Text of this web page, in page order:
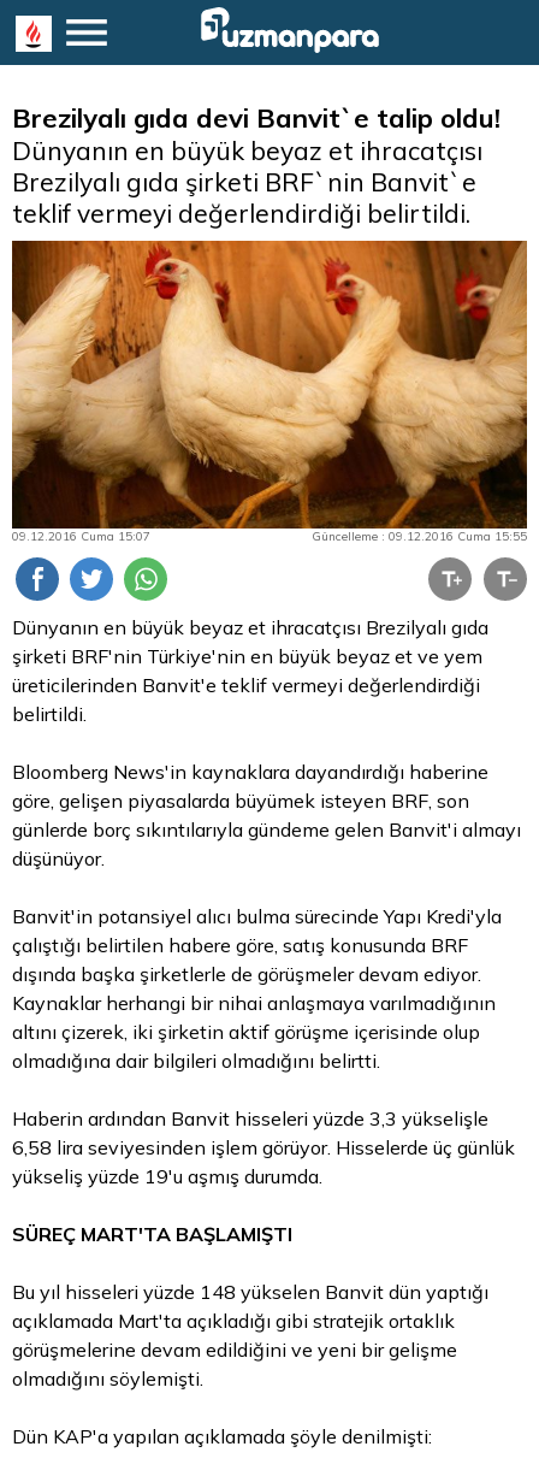
Brezilyalı gıda devi Banvit`e talip oldu!
Dünyanın en büyük beyaz et ihracatçısı
Brezilyalı gıda şirketi BRF`nin Banvit`e
teklif vermeyi değerlendirdiği belirtildi.
09.12.2016 Cuma 15:07 Güncelleme : 09.12.2016 Cuma 15:55
Dünyanın en büyük beyaz et ihracatçısı Brezilyalı gıda
şirketi BRF'nin Türkiye'nin en büyük beyaz et ve yem
üreticilerinden Banvit'e teklif vermeyi değerlendirdiği
belirtildi.
Bloomberg News'in kaynaklara dayandırdığı haberine
göre, gelişen piyasalarda büyümek isteyen BRF, son
günlerde borç sıkıntılarıyla gündeme gelen Banvit'i almayı
düşünüyor.
Banvit'in potansiyel alıcı bulma sürecinde Yapı Kredi'yla
çalıştığı belirtilen habere göre, satış konusunda BRF
dışında başka şirketlerle de görüşmeler devam ediyor.
Kaynaklar herhangi bir nihai anlaşmaya varılmadığının
altını çizerek, iki şirketin aktif görüşme içerisinde olup
olmadığına dair bilgileri olmadığını belirtti.
Haberin ardından Banvit hisseleri yüzde 3,3 yükselişle
6,58 lira seviyesinden işlem görüyor. Hisselerde üç günlük
yükseliş yüzde 19'u aşmış durumda.
SÜREÇ MART'TA BAŞLAMIŞTI
Bu yıl hisseleri yüzde 148 yükselen Banvit dün yaptığı
açıklamada Mart'ta açıkladığı gibi stratejik ortaklık
görüşmelerine devam edildiğini ve yeni bir gelişme
olmadığını söylemişti.
Dün KAP'a yapılan açıklamada şöyle denilmişti: